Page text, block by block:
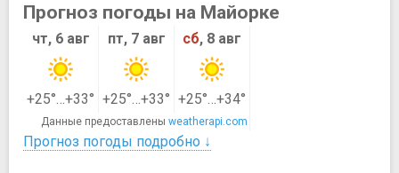
Прогноз погоды на Майорке
чт, 6 авг пт, 7 авг сб, 8 авг
+25°…+33° +25°…+33° +25°…+34°
Данные предоставлены weatherapi.com
Прогноз погоды подробно ↓